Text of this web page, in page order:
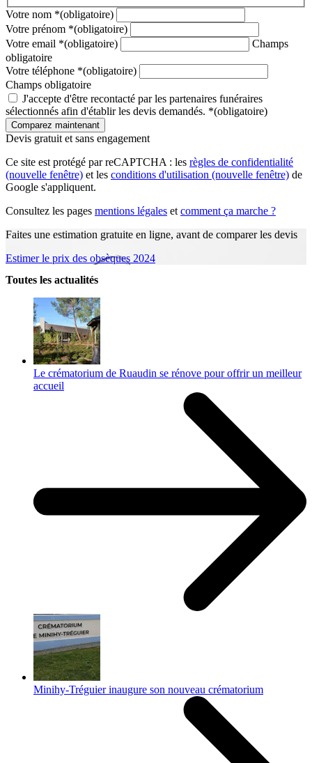
Votre nom *(obligatoire)
Votre prénom *(obligatoire)
Votre email *(obligatoire)
Champs
obligatoire
Votre téléphone *(obligatoire)
Champs obligatoire
J'accepte d'être recontacté par les partenaires funéraires
sélectionnés afin d'établir les devis demandés. *(obligatoire)
Devis gratuit et sans engagement
Ce site est protégé par reCAPTCHA : les règles de confidentialité
(nouvelle fenêtre) et les conditions d'utilisation (nouvelle fenêtre) de
Google s'appliquent.
Consultez les pages mentions légales et comment ça marche ?
Faites une estimation gratuite en ligne, avant de comparer les devis
Estimer le prix des obsèques 2024
Toutes les actualités
Le crématorium de Ruaudin se rénove pour offrir un meilleur
accueil
Minihy-Tréguier inaugure son nouveau crématorium